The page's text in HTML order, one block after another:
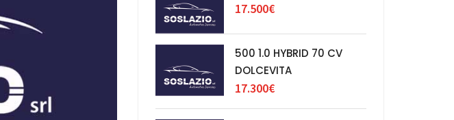
17.500€
500 1.0 HYBRID 70 CV
DOLCEVITA
17.300€